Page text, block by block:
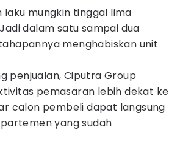
laku mungkin tinggal lima
dalam satu sampai dua
menghabiskan unit
penjualan, Ciputra Group
pemasaran lebih dekat ke
calon pembeli dapat langsung
yang sudah